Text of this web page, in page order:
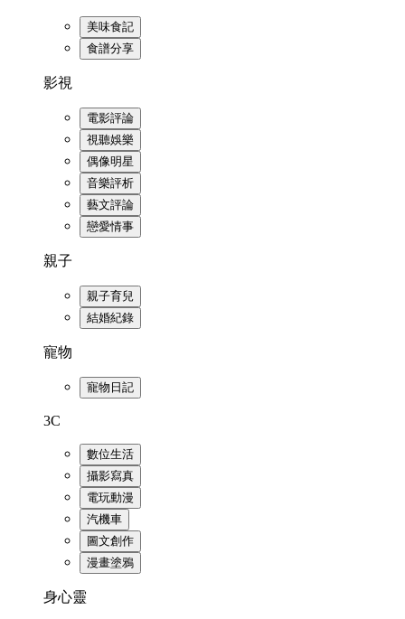
美味食記
食譜分享
影視
電影評論
視聽娛樂
偶像明星
音樂評析
藝文評論
戀愛情事
親子
親子育兒
結婚紀錄
寵物
寵物日記
3C
數位生活
攝影寫真
電玩動漫
汽機車
圖文創作
漫畫塗鴉
身心靈